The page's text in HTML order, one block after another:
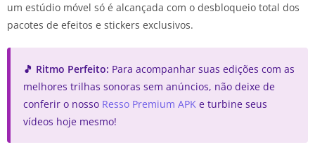
um estúdio móvel só é alcançada com o desbloqueio total dos
pacotes de efeitos e stickers exclusivos.
🎵 Ritmo Perfeito: Para acompanhar suas edições com as
melhores trilhas sonoras sem anúncios, não deixe de
conferir o nosso Resso Premium APK e turbine seus
vídeos hoje mesmo!